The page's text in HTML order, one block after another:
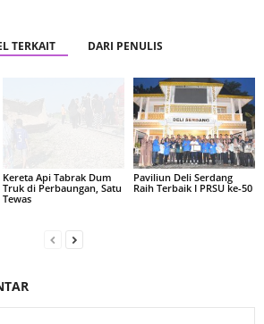
TERKAIT DARI PENULIS
Kereta Api Tabrak Dum
Truk di Perbaungan, Satu
Tewas
Paviliun Deli Serdang
Raih Terbaik I PRSU ke-50